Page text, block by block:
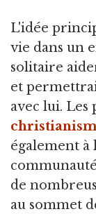
L'idée
vie dans un
solitaire
et
avec lui. Les
également à
de
au sommet